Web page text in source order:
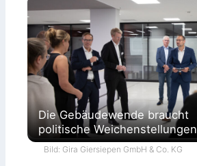
Die Gebäudewende braucht
politische Weichenstellungen
Bild: Gira Giersiepen GmbH & Co. KG